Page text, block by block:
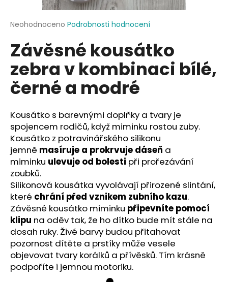
Průměrné
produktu
je
z
5
hvězdiček.
Neohodnoceno Podrobnosti hodnocení
Závěsné kousátko
zebra v kombinaci bílé,
černé a modré
Kousátko s barevnými doplňky a tvary je
spojencem rodičů, když miminku rostou zuby.
Kousátko z potravinářského silikonu
jemně masíruje a prokrvuje dáseň a
miminku ulevuje od bolesti při prořezávání
zoubků.
Silikonová kousátka vyvolávají přirozené slintání,
které chrání před vznikem zubního kazu.
Závěsné kousátko miminku připevníte pomocí
klipu na oděv tak, že ho dítko bude mít stále na
dosah ruky. Živé barvy budou přitahovat
pozornost dítěte a prstíky může vesele
objevovat tvary korálků a přívěsků. Tím krásně
podpoříte i jemnou motoriku.
j
t
?
HLEDAT
D
o
p
o
r
u
č
u
j
e
m